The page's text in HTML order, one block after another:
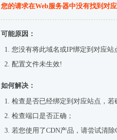
您的请求在Web服务器中没有找到对
可能原因：
您没有将此域名或IP绑定到对应站
配置文件未生效!
如何解决：
检查是否已经绑定到对应站点，
检查端口是否正确；
若您使用了CDN产品，请尝试清除